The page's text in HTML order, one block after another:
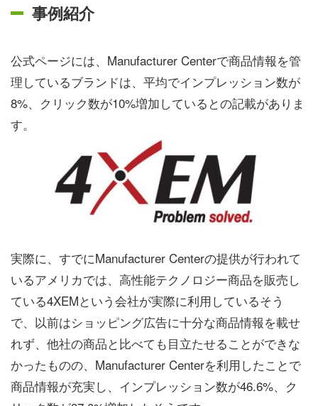
事例紹介
公式ページには、Manufacturer Centerで商品情報を管
理しているブランドは、平均でインプレッション数が
8%、クリック数が10%増加しているとの記載がありま
す。
実際に、すでにManufacturer Centerの提供が行われて
いるアメリカでは、高性能テクノロジー商品を販売し
ている4XEMという会社が実際に利用しているそう
で、以前はショッピング広告に十分な商品情報を載せ
れず、他社の商品と比べても目立たせることができな
かったものの、Manufacturer Centerを利用したことで
商品情報が充実し、インプレッション数が46.6%、ク